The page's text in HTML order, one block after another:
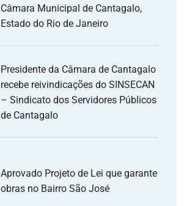
Câmara Municipal de Cantagalo,
Estado do Rio de Janeiro
Presidente da Câmara de Cantagalo
recebe reivindicações do SINSECAN
– Sindicato dos Servidores Públicos
de Cantagalo
Aprovado Projeto de Lei que garante
obras no Bairro São José